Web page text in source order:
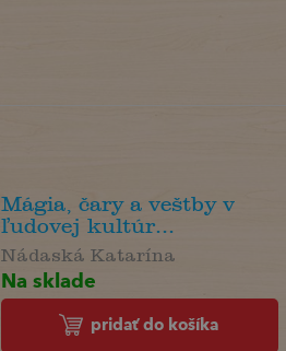
Mágia, čary a veštby v
ľudovej kultúr...
Nádaská Katarína
Na sklade
pridať do košíka